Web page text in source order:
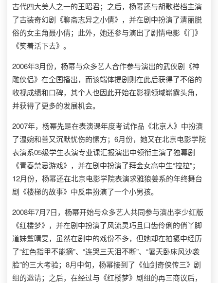
古代四大美人之一的王昭君；之后，杨幂还与胡歌搭档主演
了古装奇幻剧《聊斋志异之小倩》，并在剧中扮演了清丽脱
俗的女主角聂小倩；此外，她还参与演出了剧情电影《门》
《笑着活下去》。
2006年3月份，杨幂与众多艺人合作参与演出的武侠剧《神
雕侠侣》在全国播出，而该端体提剧则在此后获得了不俗的
收视成绩和口碑，其个人也因此开始在影视领域崭露头角，
并获得了更多的发展机会。
2007年，杨幂先是在表演课年度考试作品《北京人》中扮演
了温婉和善又沉默忧伤的愫方；6月份，她又在北京电影学院
表演系05级学生表演专业课汇报演出中领衔主演了独幕剧
《青春禁忌游戏》，并在剧中扮演了拜金女高中生“拉拉”；
12月份，杨幂还在北京电影学院表演求雅狼姜系的年终舞台
剧《楼梯的故事》中反串扮演了一个小男孩。
2008年7月7日，杨幂开始与众多艺人共同参与演出李少红版
《红楼梦》，并在剧中扮演了风流灵巧且口齿伶俐的俏丫脚
道妹鬟晴雯，虽然在剧中的戏份不多，但她却在拍摄中经历
了“红色指甲不能摘”、“连哭三天泪不断”、“暑天卧床风沙袭
脸”的三大考验；8月中旬，杨幂接到了《仙剑奇侠传三》剧
组的邀请；之后，在经过与《红楼梦》剧组的再三商议后，